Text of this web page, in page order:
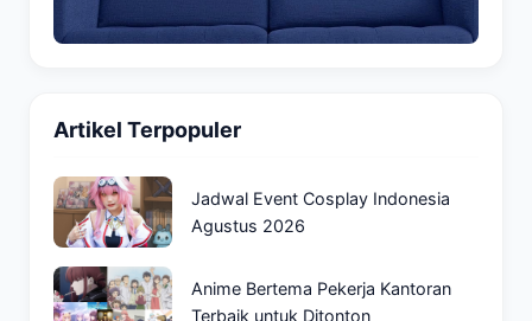
Artikel Terpopuler
Jadwal Event Cosplay Indonesia
Agustus 2026
Anime Bertema Pekerja Kantoran
Terbaik untuk Ditonton